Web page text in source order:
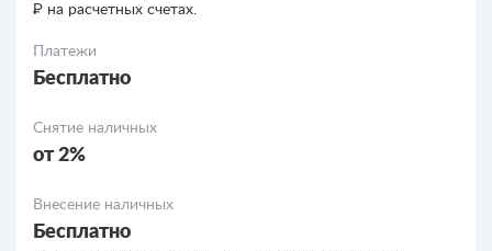
₽ на расчетных счетах.
Платежи
Бесплатно
Снятие наличных
от 2%
Внесение наличных
Бесплатно